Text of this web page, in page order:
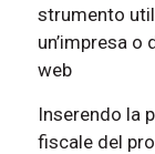
strumento
un’impresa
web
Inserendo la
fiscale del